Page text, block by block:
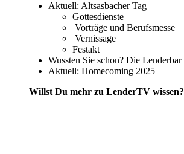
Aktuell: Altsasbacher Tag
Gottesdienste
Vorträge und Berufsmesse
Vernissage
Festakt
Wussten Sie schon? Die Lenderbar
Aktuell: Homecoming 2025
Willst Du mehr zu LenderTV wissen?